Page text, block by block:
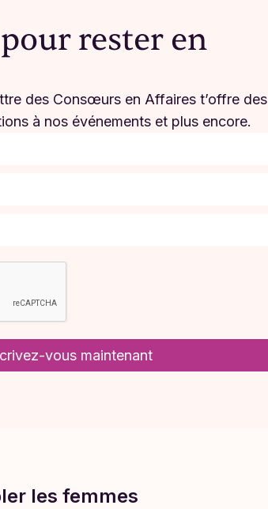
rester en
des Consœurs en Affaires t’offre des
à nos événements et plus encore.
vous maintenant
les femmes